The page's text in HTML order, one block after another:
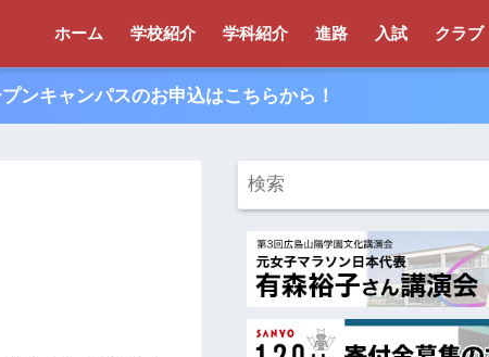
ホーム 学校紹介 学科紹介 進路 入試 クラブ
ンキャンパスのお申込はこちらから！